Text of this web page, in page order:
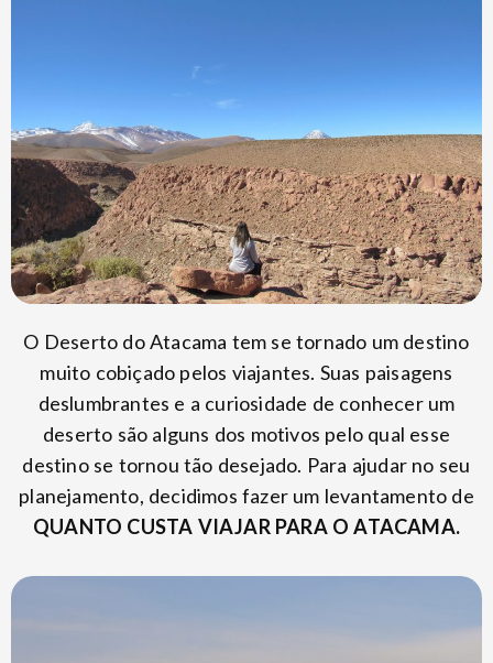
O Deserto do Atacama tem se tornado um destino
muito cobiçado pelos viajantes. Suas paisagens
deslumbrantes e a curiosidade de conhecer um
deserto são alguns dos motivos pelo qual esse
destino se tornou tão desejado. Para ajudar no seu
planejamento, decidimos fazer um levantamento de
QUANTO CUSTA VIAJAR PARA O ATACAMA.